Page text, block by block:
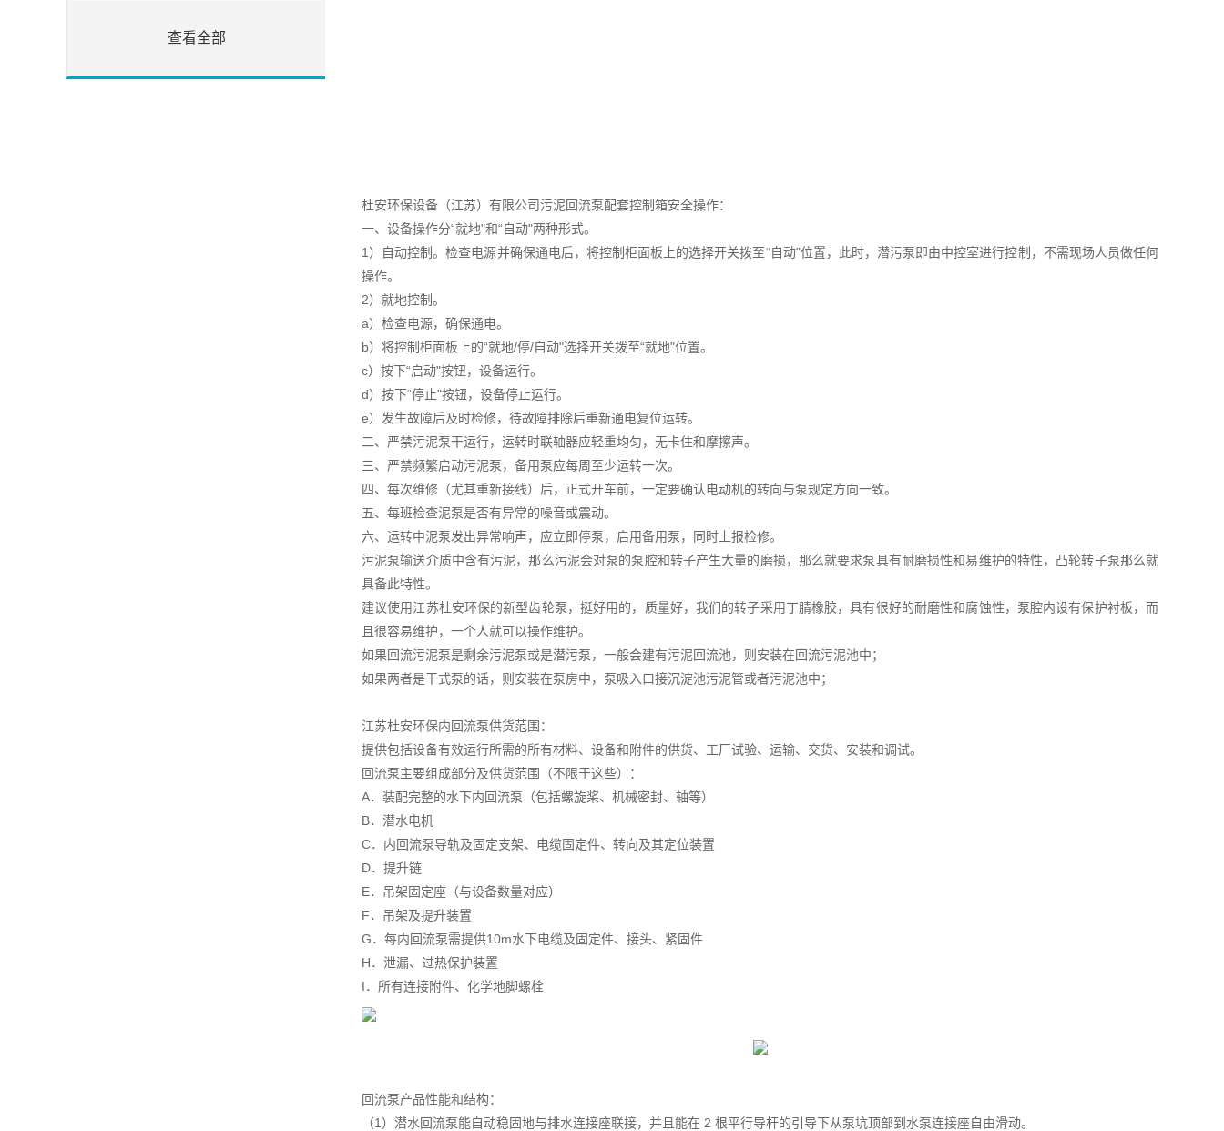
查看全部
杜安环保设备（江苏）有限公司污泥回流泵配套控制箱安全操作：
一、设备操作分“就地"和“自动"两种形式。
1）自动控制。检查电源并确保通电后，将控制柜面板上的选择开关拨至“自动"位置，此时，潜污泵即由中控室进行控制，不需现场人员做任何
操作。
2）就地控制。
a）检查电源，确保通电。
b）将控制柜面板上的“就地/停/自动"选择开关拨至“就地"位置。
c）按下“启动"按钮，设备运行。
d）按下“停止"按钮，设备停止运行。
e）发生故障后及时检修，待故障排除后重新通电复位运转。
二、严禁污泥泵干运行，运转时联轴器应轻重均匀，无卡住和摩擦声。
三、严禁频繁启动污泥泵，备用泵应每周至少运转一次。
四、每次维修（尤其重新接线）后，正式开车前，一定要确认电动机的转向与泵规定方向一致。
五、每班检查泥泵是否有异常的噪音或震动。
六、运转中泥泵发出异常响声，应立即停泵，启用备用泵，同时上报检修。
污泥泵输送介质中含有污泥，那么污泥会对泵的泵腔和转子产生大量的磨损，那么就要求泵具有耐磨损性和易维护的特性，凸轮转子泵那么就
具备此特性。
建议使用江苏杜安环保的新型齿轮泵，挺好用的，质量好，我们的转子采用丁腈橡胶，具有很好的耐磨性和腐蚀性，泵腔内设有保护衬板，而
且很容易维护，一个人就可以操作维护。
如果回流污泥泵是剩余污泥泵或是潜污泵，一般会建有污泥回流池，则安装在回流污泥池中；
如果两者是干式泵的话，则安装在泵房中，泵吸入口接沉淀池污泥管或者污泥池中；
江苏杜安环保内回流泵供货范围：
提供包括设备有效运行所需的所有材料、设备和附件的供货、工厂试验、运输、交货、安装和调试。
回流泵主要组成部分及供货范围（不限于这些）：
A．装配完整的水下内回流泵（包括螺旋桨、机械密封、轴等）
B．潜水电机
C．内回流泵导轨及固定支架、电缆固定件、转向及其定位装置
D．提升链
E．吊架固定座（与设备数量对应）
F．吊架及提升装置
G．每内回流泵需提供10m水下电缆及固定件、接头、紧固件
H．泄漏、过热保护装置
I．所有连接附件、化学地脚螺栓
回流泵产品性能和结构：
（1）潜水回流泵能自动稳固地与排水连接座联接，并且能在 2 根平行导杆的引导下从泵坑顶部到水泵连接座自由滑动。